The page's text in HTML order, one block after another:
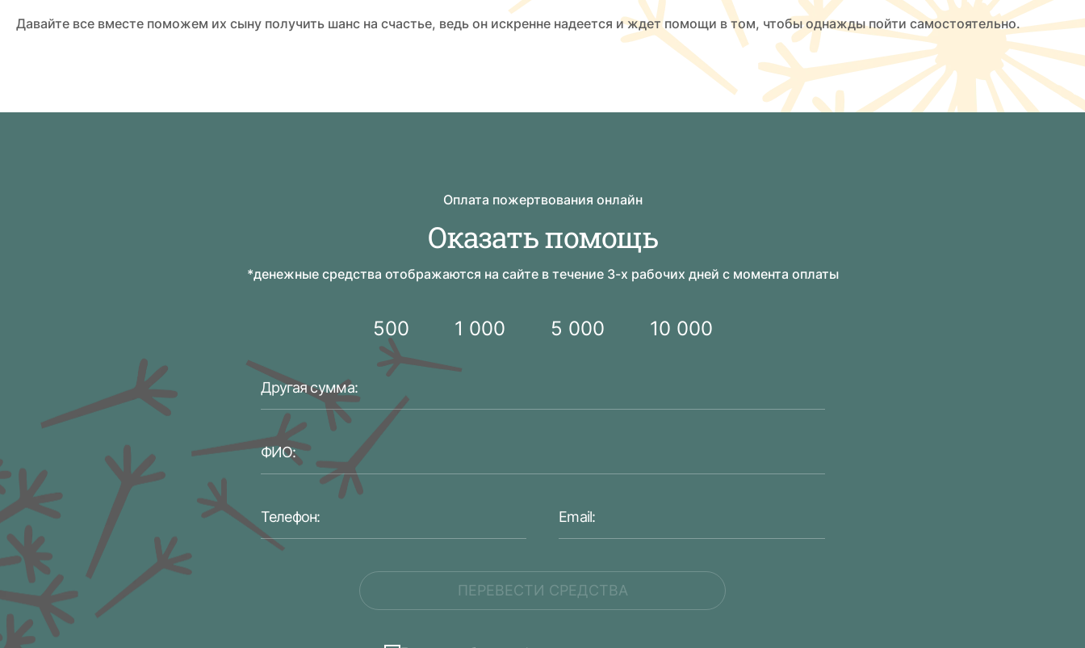
Давайте все вместе поможем их сыну получить шанс на счастье, ведь он искренне надеется и ждет помощи в том, чтобы однажды пойти самостоятельно.
Оплата пожертвования онлайн
Оказать помощь
*денежные средства отображаются на сайте в течение 3-х рабочих дней с момента оплаты
500 1 000 5 000 10 000
ПЕРЕВЕСТИ СРЕДСТВА